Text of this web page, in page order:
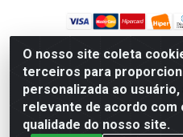
O nosso site coleta
terceiros para
personalizada ao
relevante de acordo
qualidade do nosso site.
Site